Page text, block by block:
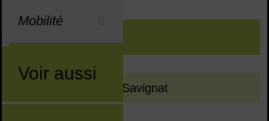
Mobilité
Voir aussi
Marie Savignat